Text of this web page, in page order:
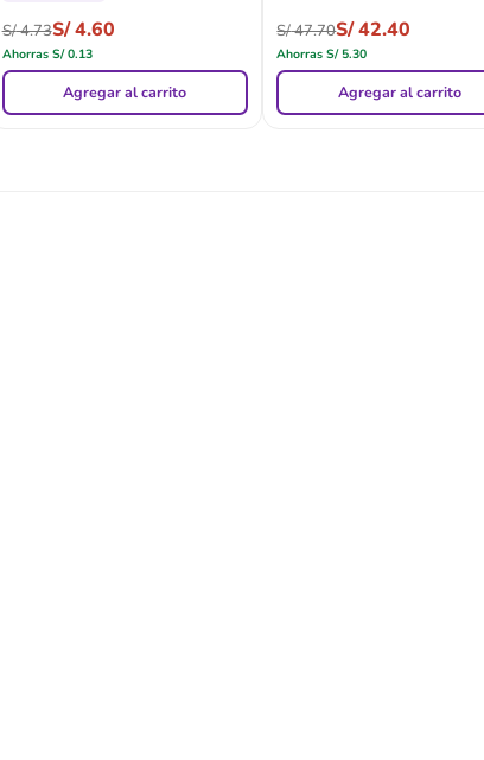
S/4.73S/4.60
Ahorras S/0.13
Agregar al carrito
S/47.70S/42.40
AhorrasS/5.30
Agregar al carrito